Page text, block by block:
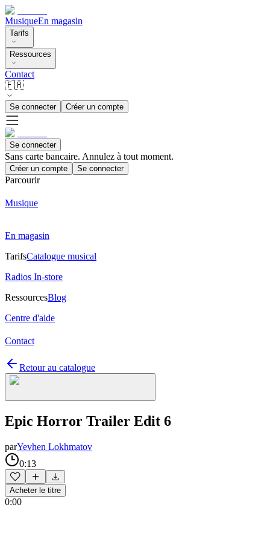
MusiqueEn magasin
Tarifs
Ressources
Contact
🇫🇷
Se connecter Créer un compte
Se connecter
Sans carte bancaire. Annulez à tout moment.
Créer un compte Se connecter
Parcourir
Musique
En magasin
TarifsCatalogue musical
Radios In-store
RessourcesBlog
Centre d'aide
Contact
Retour au catalogue
Epic Horror Trailer Edit 6
parYevhen Lokhmatov
0:13
Acheter le titre
0:00